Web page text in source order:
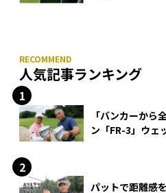
人気記事ランキング
「バンカーから
ン「FR-3」ウェ
パットで距離感